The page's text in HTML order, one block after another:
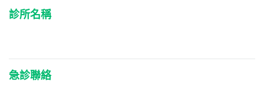
診所名稱
急診聯絡